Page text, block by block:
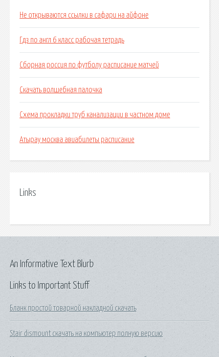
Не открываются ссылки в сафари на айфоне
Гдз по англ 6 класс рабочая тетрадь
Сборная россия по футболу расписание матчей
Скачать волшебная палочка
Схема прокладки труб канализации в частном доме
Атырау москва авиабилеты расписание
Links
Links to Important Stuff
Бланк простой товарной накладной скачать
Stair dismount скачать на компьютер полную версию
An Informative Text Blurb